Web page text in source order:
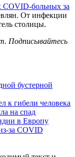
COVID-больных за
От инфекции
столицы.
Подписывайтесь
бустерной
к гибели человека
на спад
в Европу
за COVID